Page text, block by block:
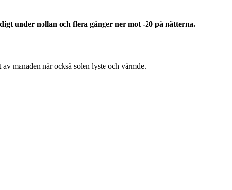
under nollan och flera gånger ner mot -20 på nätterna.
månaden när också solen lyste och värmde.